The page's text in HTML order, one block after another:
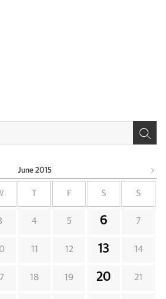
June 2015
F S S
4 5 6 7
11 12 13 14
18 19 20 21